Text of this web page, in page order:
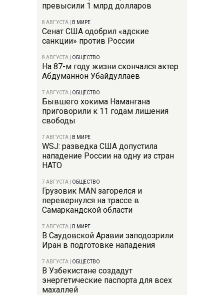
превысили 1 млрд долларов
8 АВГУСТА В МИРЕ
Сенат США одобрил «адские
санкции» против России
8 АВГУСТА ОБЩЕСТВО
На 87-м году жизни скончался актер
Абдуманнон Убайдуллаев
7 АВГУСТА ОБЩЕСТВО
Бывшего хокима Намангана
приговорили к 11 годам лишения
свободы
7 АВГУСТА В МИРЕ
WSJ: разведка США допустила
нападение России на одну из стран
НАТО
7 АВГУСТА ОБЩЕСТВО
Грузовик MAN загорелся и
перевернулся на трассе в
Самаркандской области
7 АВГУСТА В МИРЕ
В Саудовской Аравии заподозрили
Иран в подготовке нападения
7 АВГУСТА ОБЩЕСТВО
В Узбекистане создадут
энергетические паспорта для всех
махаллей